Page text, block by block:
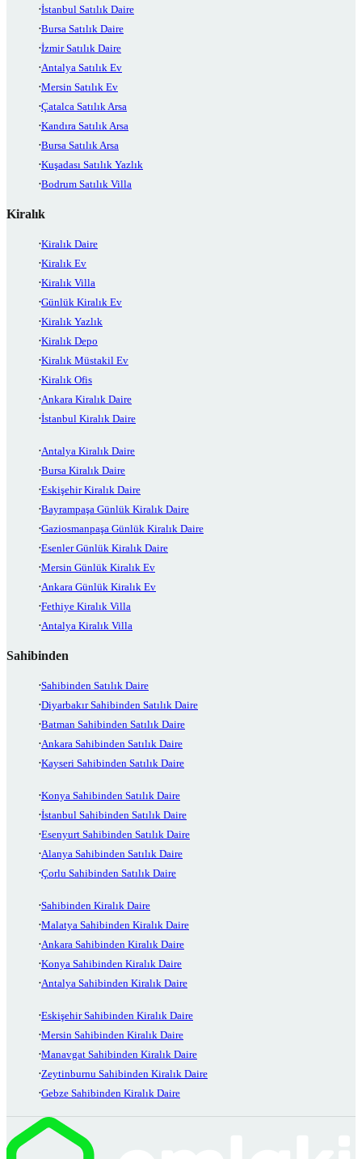
İstanbul Satılık Daire
Bursa Satılık Daire
İzmir Satılık Daire
Antalya Satılık Ev
Mersin Satılık Ev
Çatalca Satılık Arsa
Kandıra Satılık Arsa
Bursa Satılık Arsa
Kuşadası Satılık Yazlık
Bodrum Satılık Villa
Kiralık
Kiralık Daire
Kiralık Ev
Kiralık Villa
Günlük Kiralık Ev
Kiralık Yazlık
Kiralık Depo
Kiralık Müstakil Ev
Kiralık Ofis
Ankara Kiralık Daire
İstanbul Kiralık Daire
Antalya Kiralık Daire
Bursa Kiralık Daire
Eskişehir Kiralık Daire
Bayrampaşa Günlük Kiralık Daire
Gaziosmanpaşa Günlük Kiralık Daire
Esenler Günlük Kiralık Daire
Mersin Günlük Kiralık Ev
Ankara Günlük Kiralık Ev
Fethiye Kiralık Villa
Antalya Kiralık Villa
Sahibinden
Sahibinden Satılık Daire
Diyarbakır Sahibinden Satılık Daire
Batman Sahibinden Satılık Daire
Ankara Sahibinden Satılık Daire
Kayseri Sahibinden Satılık Daire
Konya Sahibinden Satılık Daire
İstanbul Sahibinden Satılık Daire
Esenyurt Sahibinden Satılık Daire
Alanya Sahibinden Satılık Daire
Çorlu Sahibinden Satılık Daire
Sahibinden Kiralık Daire
Malatya Sahibinden Kiralık Daire
Ankara Sahibinden Kiralık Daire
Konya Sahibinden Kiralık Daire
Antalya Sahibinden Kiralık Daire
Eskişehir Sahibinden Kiralık Daire
Mersin Sahibinden Kiralık Daire
Manavgat Sahibinden Kiralık Daire
Zeytinburnu Sahibinden Kiralık Daire
Gebze Sahibinden Kiralık Daire